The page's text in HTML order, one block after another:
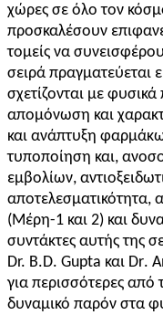
χώρες σε όλο τον
προσκαλέσουν
τομείς να
σειρά
σχετίζονται με
απομόνωση και
και ανάπτυξη
τυποποίηση και,
εμβολίων,
αποτελεσματικότητα,
(Μέρη-1 και 2) και
συντάκτες αυτής της
Dr. B.D. Gupta και Dr.
για περισσότερες από
δυναμικό παρόν στα